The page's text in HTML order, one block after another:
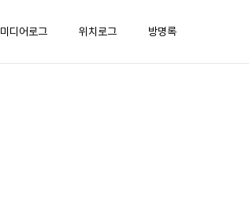
미디어로그 위치로그 방명록